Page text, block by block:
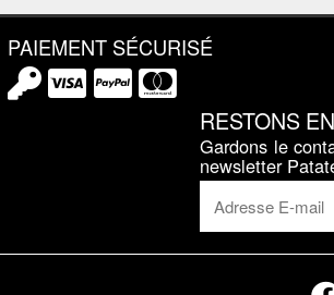
PAIEMENT SÉCURISÉ
RESTONS
Gardons le
newsletter